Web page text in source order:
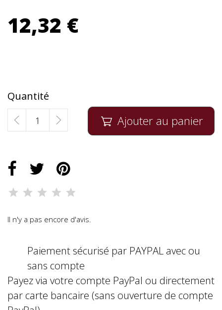
12,32 €
Quantité
 Ajouter au panier
Il n'y a pas encore d'avis.
Paiement sécurisé par PAYPAL avec ou
sans compte
Payez via votre compte PayPal ou directement
par carte bancaire (sans ouverture de compte